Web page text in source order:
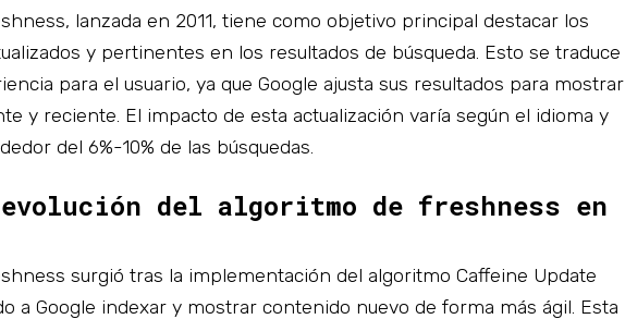
lanzada en 2011, tiene como objetivo principal destacar los
y pertinentes en los resultados de búsqueda. Esto se traduce
para el usuario, ya que Google ajusta sus resultados para mostrar
y reciente. El impacto de esta actualización varía según el idioma y
del 6%-10% de las búsquedas.
del algoritmo de freshness en
surgió tras la implementación del algoritmo Caffeine Update
a Google indexar y mostrar contenido nuevo de forma más ágil. Esta